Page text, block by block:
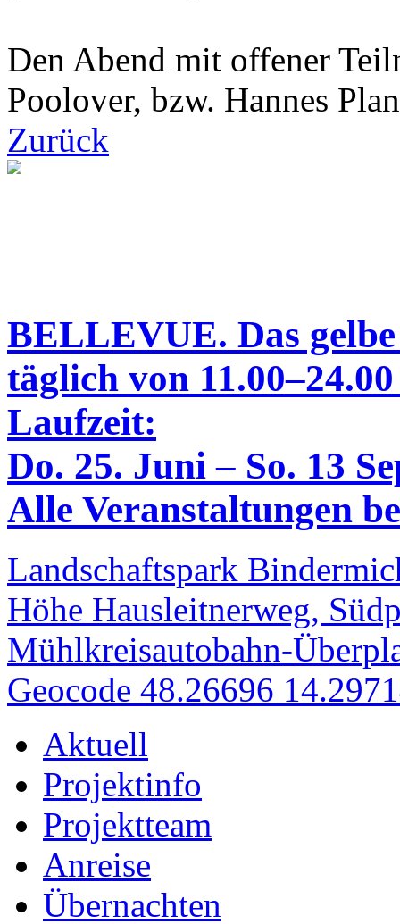
Den Abend mit offener
Poolover, bzw. Hannes
Zurück
BELLEVUE. Das
täglich von
Laufzeit:
Do. 25. Juni – So. 13
Alle Veranstaltungen
Landschaftspark
Höhe Hausleitnerweg,
Mühlkreisautobahn-
Geocode 48.26696
Aktuell
Projektinfo
Projektteam
Anreise
Übernachten